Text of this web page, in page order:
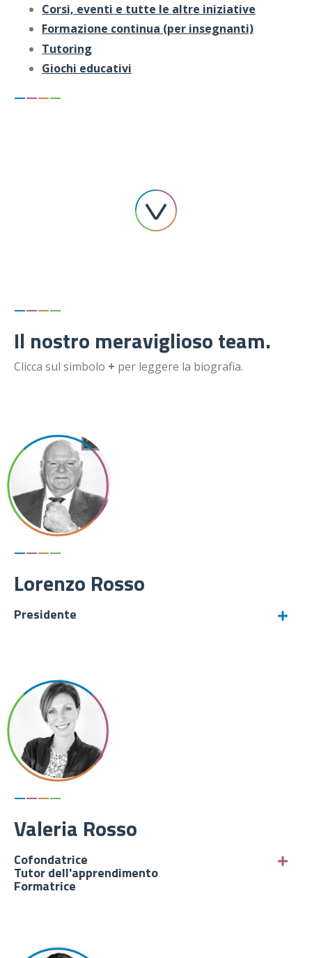
Corsi, eventi e tutte le altre iniziative
Formazione continua (per insegnanti)
Tutoring
Giochi educativi
————
————
Il nostro meraviglioso team.
Clicca sul simbolo + per leggere la biografia.
————
Lorenzo Rosso
Presidente
————
Valeria Rosso
Cofondatrice
Tutor dell'apprendimento
Formatrice